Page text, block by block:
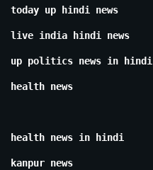
today up hindi news
live india hindi news
up politics news in hindi
health news
health news in hindi
kanpur news